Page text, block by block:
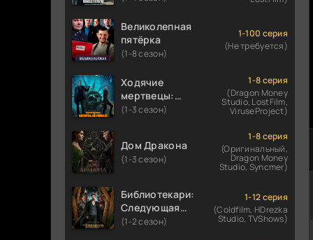
Великолепная
пятёрка
(1-8 сезон)
1-100 серия
(Не требуется)
Ходячие
мертвецы:
Мертвый
(1-3 сезон)
1-8 серия
(Dragon Money
Studio, LostFilm,
ViruseProject)
Дом Дракона
(1-3 сезон)
1-8 серия
(Оригинальный,
Dragon Money
Studio, Syncmer)
Библиотекари:
Следующая
глава
(1-2 сезон)
1-12 серия
(Coldfilm, HDrezka
Studio, TVShows)